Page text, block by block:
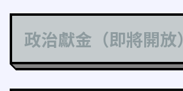
政治獻金（即將開放）